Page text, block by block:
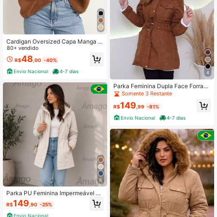
Cardigan Oversized Capa Manga M
orcego Kimono Casulo aberto em m
alha Tricot Casaquinho Blusa Femin
ina elegante
80+ vendido
R$48 ,00 -40%
Envio Nacional
4-7 dias
6
Parka PU Feminina Impermeável C
R$149,90 -25%
Envio Nacional
4
Parka Feminina Dupla Face Forrada
com Pelúcia Confortável e Estilosa
Somente 3 Restante
R$149 ,99 -81%
Envio Nacional
4-7 dias